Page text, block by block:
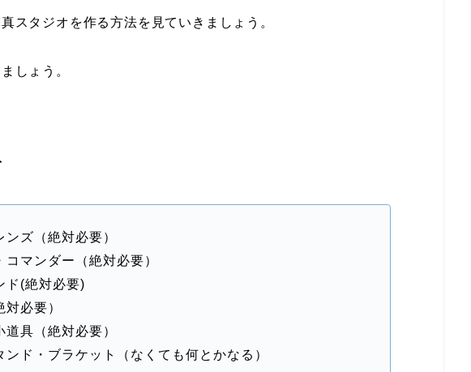
スタジオを作る方法を見ていきましょう。
しょう。
ンズ（絶対必要）
コマンダー（絶対必要）
ド(絶対必要)
必要）
道具（絶対必要）
ンド・ブラケット（なくても何とかなる）